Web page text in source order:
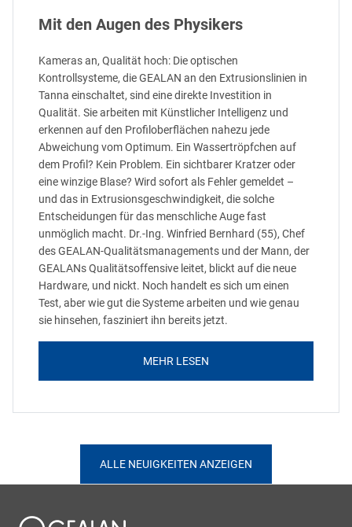
Mit den Augen des Physikers
Kameras an, Qualität hoch: Die optischen
Kontrollsysteme, die GEALAN an den Extrusionslinien in
Tanna einschaltet, sind eine direkte Investition in
Qualität. Sie arbeiten mit Künstlicher Intelligenz und
erkennen auf den Profiloberflächen nahezu jede
Abweichung vom Optimum. Ein Wassertröpfchen auf
dem Profil? Kein Problem. Ein sichtbarer Kratzer oder
eine winzige Blase? Wird sofort als Fehler gemeldet –
und das in Extrusionsgeschwindigkeit, die solche
Entscheidungen für das menschliche Auge fast
unmöglich macht. Dr.-Ing. Winfried Bernhard (55), Chef
des GEALAN-Qualitätsmanagements und der Mann, der
GEALANs Qualitätsoffensive leitet, blickt auf die neue
Hardware, und nickt. Noch handelt es sich um einen
Test, aber wie gut die Systeme arbeiten und wie genau
sie hinsehen, fasziniert ihn bereits jetzt.
MEHR LESEN
ALLE NEUIGKEITEN ANZEIGEN